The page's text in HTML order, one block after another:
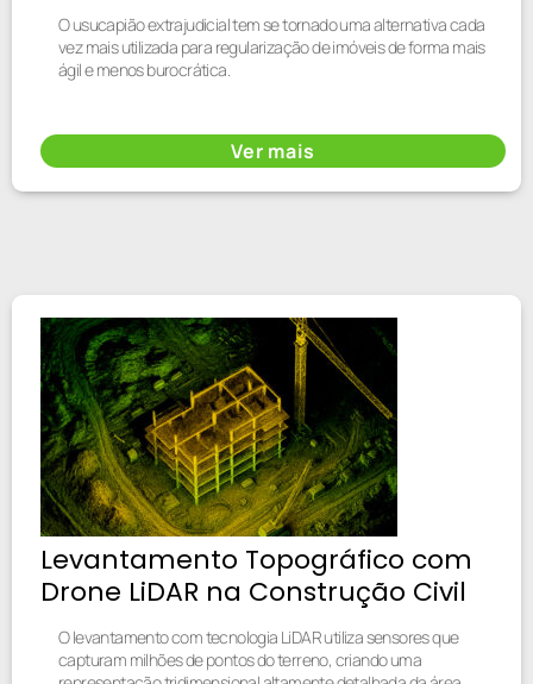
O usucapião extrajudicial tem se tornado uma alternativa cada
vez mais utilizada para regularização de imóveis de forma mais
ágil e menos burocrática.
Ver mais
Levantamento Topográfico com
Drone LiDAR na Construção Civil
O levantamento com tecnologia LiDAR utiliza sensores que
capturam milhões de pontos do terreno, criando uma